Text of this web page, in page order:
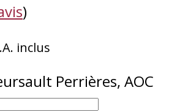
)
inclus
Perrières, AOC